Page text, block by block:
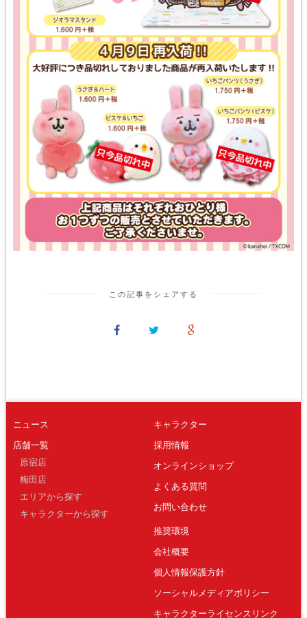
この記事をシェアする
ニュース
店舗一覧
原宿店
梅田店
エリアから探す
キャラクターから探す
キャラクター
採用情報
オンラインショップ
よくある質問
お問い合わせ
推奨環境
会社概要
個人情報保護方針
ソーシャルメディアポリシー
キャラクターライセンスリンク